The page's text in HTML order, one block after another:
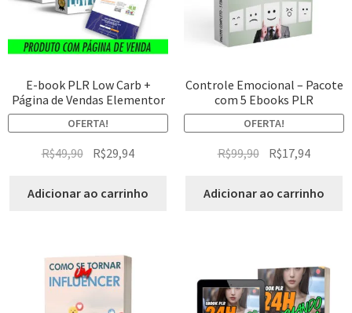
E-book PLR Low Carb +
Página de Vendas Elementor
OFERTA!
R$49,90 R$29,94
Adicionar ao carrinho
Controle Emocional – Pacote
com 5 Ebooks PLR
OFERTA!
R$99,90 R$17,94
Adicionar ao carrinho